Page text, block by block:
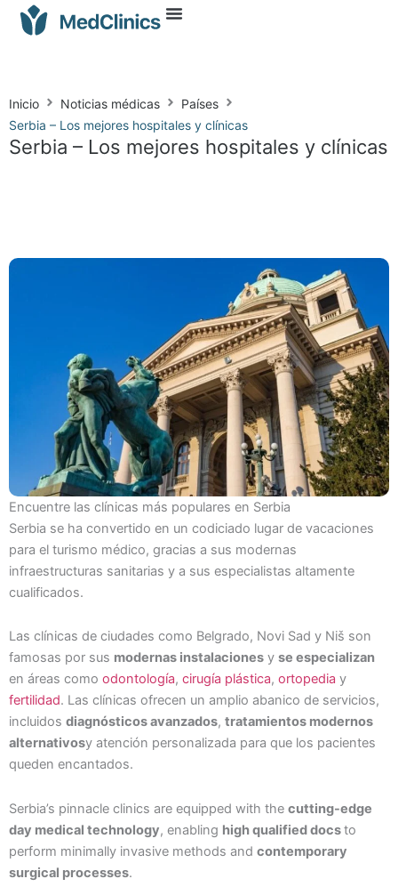
Serbia – Los mejores hospitales y clínicas
Inicio Noticias médicas
Países
Serbia – Los mejores hospitales y clínicas
Encuentre las clínicas más populares en Serbia
Serbia se ha convertido en un codiciado lugar de vacaciones
para el turismo médico, gracias a sus modernas
infraestructuras sanitarias y a sus especialistas altamente
cualificados.
Las clínicas de ciudades como Belgrado, Novi Sad y Niš son
famosas por sus modernas instalaciones y se especializan
en áreas como odontología, cirugía plástica, ortopedia y
fertilidad. Las clínicas ofrecen un amplio abanico de servicios,
incluidos diagnósticos avanzados, tratamientos modernos
alternativosy atención personalizada para que los pacientes
queden encantados.
Serbia’s pinnacle clinics are equipped with the cutting-edge
day medical technology, enabling high qualified docsto
perform minimally invasive methods and contemporary
surgical processes.